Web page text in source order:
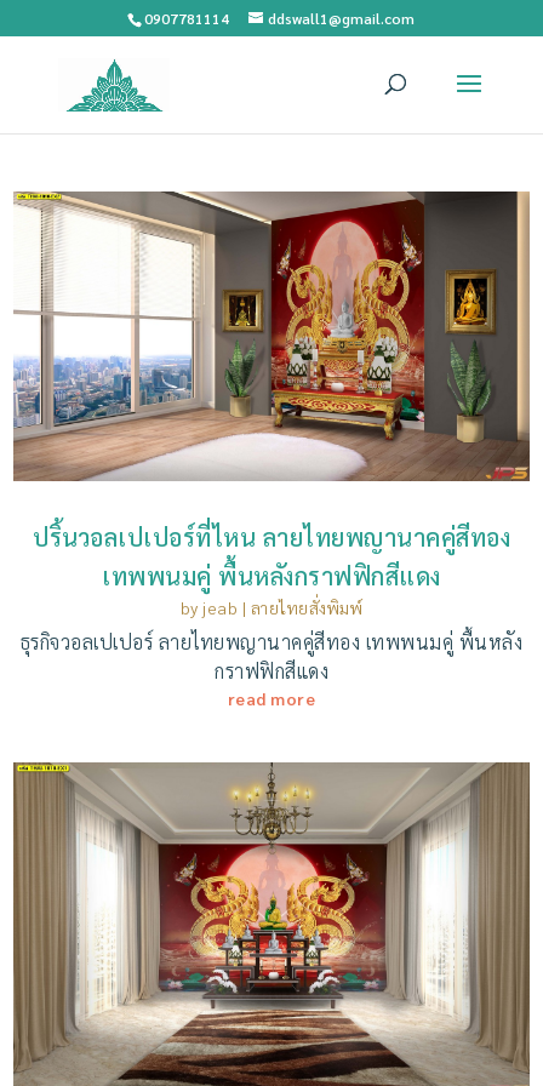
0907781114 ddswall1@gmail.com
ปริ้นวอลเปเปอร์ที่ไหน ลายไทยพญานาคคู่สีทอง
เทพพนมคู่ พื้นหลังกราฟฟิกสีแดง
by jeab | ลายไทยสั่งพิมพ์
ธุรกิจวอลเปเปอร์ ลายไทยพญานาคคู่สีทอง เทพพนมคู่ พื้นหลัง
กราฟฟิกสีแดง
read more